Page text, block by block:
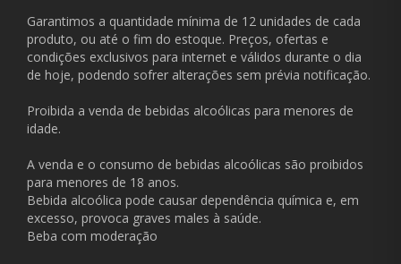
Garantimos a quantidade mínima de 12 unidades de cada
produto, ou até o fim do estoque. Preços, ofertas e
condições exclusivos para internet e válidos durante o dia
de hoje, podendo sofrer alterações sem prévia notificação.
Proibida a venda de bebidas alcoólicas para menores de
idade.
A venda e o consumo de bebidas alcoólicas são proibidos
para menores de 18 anos.
Bebida alcoólica pode causar dependência química e, em
excesso, provoca graves males à saúde.
Beba com moderação